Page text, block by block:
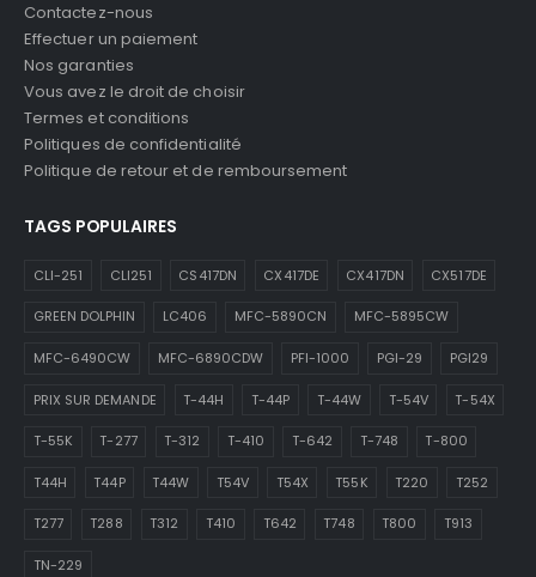
Contactez-nous
Effectuer un paiement
Nos garanties
Vous avez le droit de choisir
Termes et conditions
Politiques de confidentialité
Politique de retour et de remboursement
TAGS POPULAIRES
CLI-251 CLI251 CS417DN CX417DE CX417DN CX517DE
GREEN DOLPHIN LC406 MFC-5890CN MFC-5895CW
MFC-6490CW MFC-6890CDW PFI-1000 PGI-29 PGI29
PRIX SUR DEMANDE T-44H T-44P T-44W T-54V T-54X
T-55K T-277 T-312 T-410 T-642 T-748 T-800
T44H T44P T44W T54V T54X T55K T220 T252
T277 T288 T312 T410 T642 T748 T800 T913
TN-229